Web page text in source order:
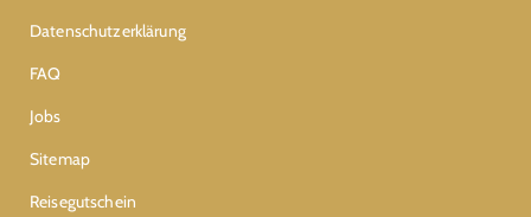
Datenschutzerklärung
FAQ
Jobs
Sitemap
Reisegutschein